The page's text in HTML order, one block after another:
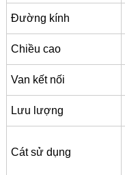
Đường kính
Chiều cao
Van kết nối
Lưu lượng
Cát sử dụng